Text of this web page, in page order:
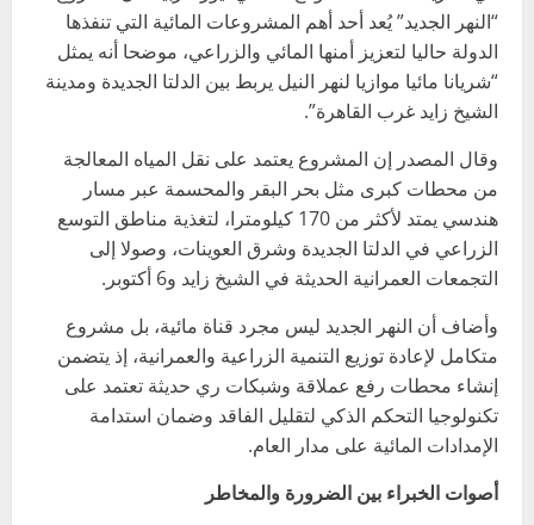
“النهر الجديد” يُعد أحد أهم المشروعات المائية التي تنفذها
الدولة حاليا لتعزيز أمنها المائي والزراعي، موضحا أنه يمثل
“شريانا مائيا موازيا لنهر النيل يربط بين الدلتا الجديدة ومدينة
الشيخ زايد غرب القاهرة”.
وقال المصدر إن المشروع يعتمد على نقل المياه المعالجة
من محطات كبرى مثل بحر البقر والمحسمة عبر مسار
هندسي يمتد لأكثر من 170 كيلومترا، لتغذية مناطق التوسع
الزراعي في الدلتا الجديدة وشرق العوينات، وصولا إلى
التجمعات العمرانية الحديثة في الشيخ زايد و6 أكتوبر.
وأضاف أن النهر الجديد ليس مجرد قناة مائية، بل مشروع
متكامل لإعادة توزيع التنمية الزراعية والعمرانية، إذ يتضمن
إنشاء محطات رفع عملاقة وشبكات ري حديثة تعتمد على
تكنولوجيا التحكم الذكي لتقليل الفاقد وضمان استدامة
الإمدادات المائية على مدار العام.
أصوات الخبراء بين الضرورة والمخاطر